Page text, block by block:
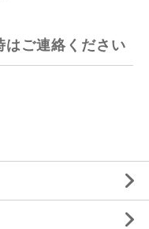
はご連絡ください